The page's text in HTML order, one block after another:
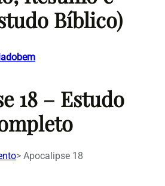
Bíblico)
18 – Estudo
> Apocalipse 18